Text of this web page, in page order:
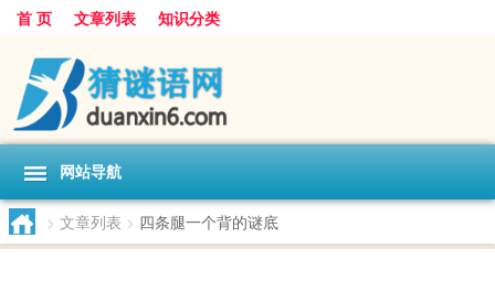
首 页 文章列表 知识分类
网站导航
> 文章列表 > 四条腿一个背的谜底